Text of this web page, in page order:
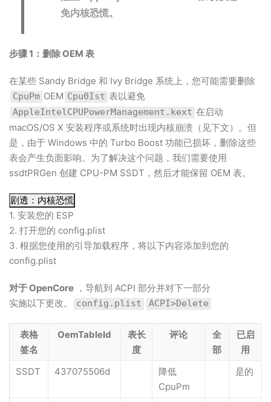
免内核恐慌。
步骤 1：删除 OEM 表
在某些 Sandy Bridge 和 Ivy Bridge 系统上，您可能需要删除
CpuPm OEM Cpu0Ist 表以避免
AppleIntelCPUPowerManagement.kext 在启动
macOS/OS X 安装程序或系统时出现内核崩溃（见下文）。但
是，由于 Windows 中的 Turbo Boost 功能已损坏，删除这些
表会产生负面影响。为了解决这个问题，我们需要使用
ssdtPRGen 创建 CPU-PM SSDT，然后才能保留 OEM 表。
剧透： 内核恐慌
1. 安装您的 ESP
2. 打开您的 config.plist
3. 根据您使用的引导加载程序，将以下内容添加到您的
config.plist
对于 OpenCore ，导航到 ACPI 部分并对下一部分
实施以下更改。
config.plist ACPI>Delete
表格
签名
OemTableId
表长
度
评论
全
部
已启
用
SSDT
437075506d
降低
CpuPm
是的